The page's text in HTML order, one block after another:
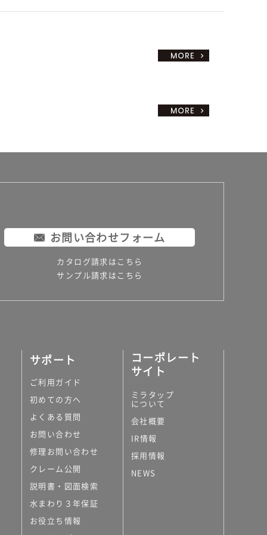
お問い合わせフォーム
カタログ請求はこちら
サンプル請求はこちら
サポート
ご利用ガイド
初めての方へ
よくある質問
お問い合わせ
修理お問い合わせ
クレーム公開
説明書・図面検索
水まわり３年保証
お役立ち情報
コーポレート
サイト
ミラタップ
について
会社概要
IR情報
採用情報
NEWS